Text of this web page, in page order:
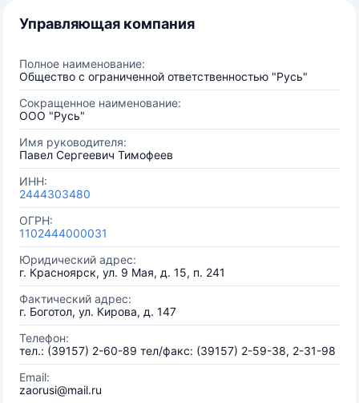
Управляющая компания
Полное наименование:
Общество с ограниченной ответственностью "Русь"
Сокращенное наименование:
ООО "Русь"
Имя руководителя:
Павел Сергеевич Тимофеев
ИНН:
2444303480
ОГРН:
1102444000031
Юридический адрес:
г. Красноярск, ул. 9 Мая, д. 15, п. 241
Фактический адрес:
г. Боготол, ул. Кирова, д. 147
Телефон:
тел.: (39157) 2-60-89 тел/факс: (39157) 2-59-38, 2-31-98
Email:
zaorusi@mail.ru